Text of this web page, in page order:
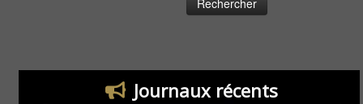
Journaux récents